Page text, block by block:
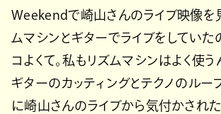
Weekendで崎山さんのライブ映像を
ムマシンとギターでライブをしていた
コよくて。私もリズムマシンはよく使う
ギターのカッティングとテクノのルー
に崎山さんのライブから気付かされた